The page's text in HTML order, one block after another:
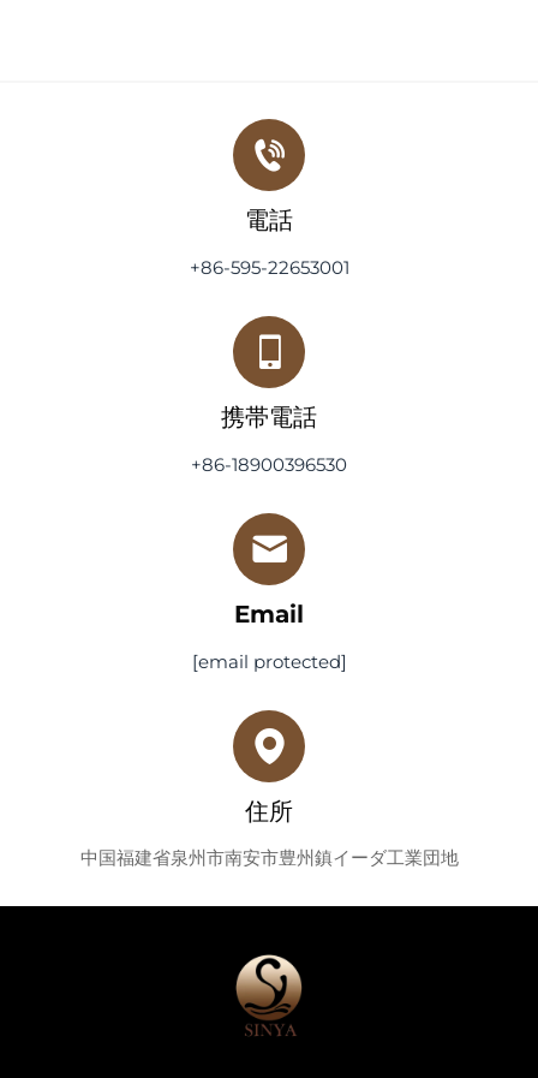
電話
+86-595-22653001
携帯電話
+86-18900396530
Email
[email protected]
住所
中国福建省泉州市南安市豊州鎮イーダ工業団地